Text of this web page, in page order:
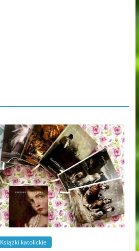
Książki katolickie